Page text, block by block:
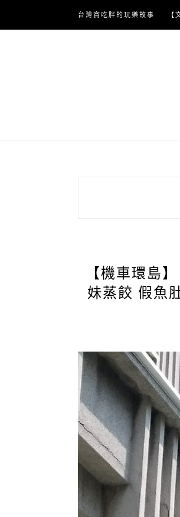
content
台灣貪吃胖的玩樂故事 【
【機車環島
妹蒸餃 假魚